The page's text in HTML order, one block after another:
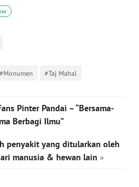
#Monumen #Taj Mahal
Pinter Pandai – “Bersama-
Berbagi Ilmu”
penyakit yang ditularkan oleh
manusia & hewan lain »